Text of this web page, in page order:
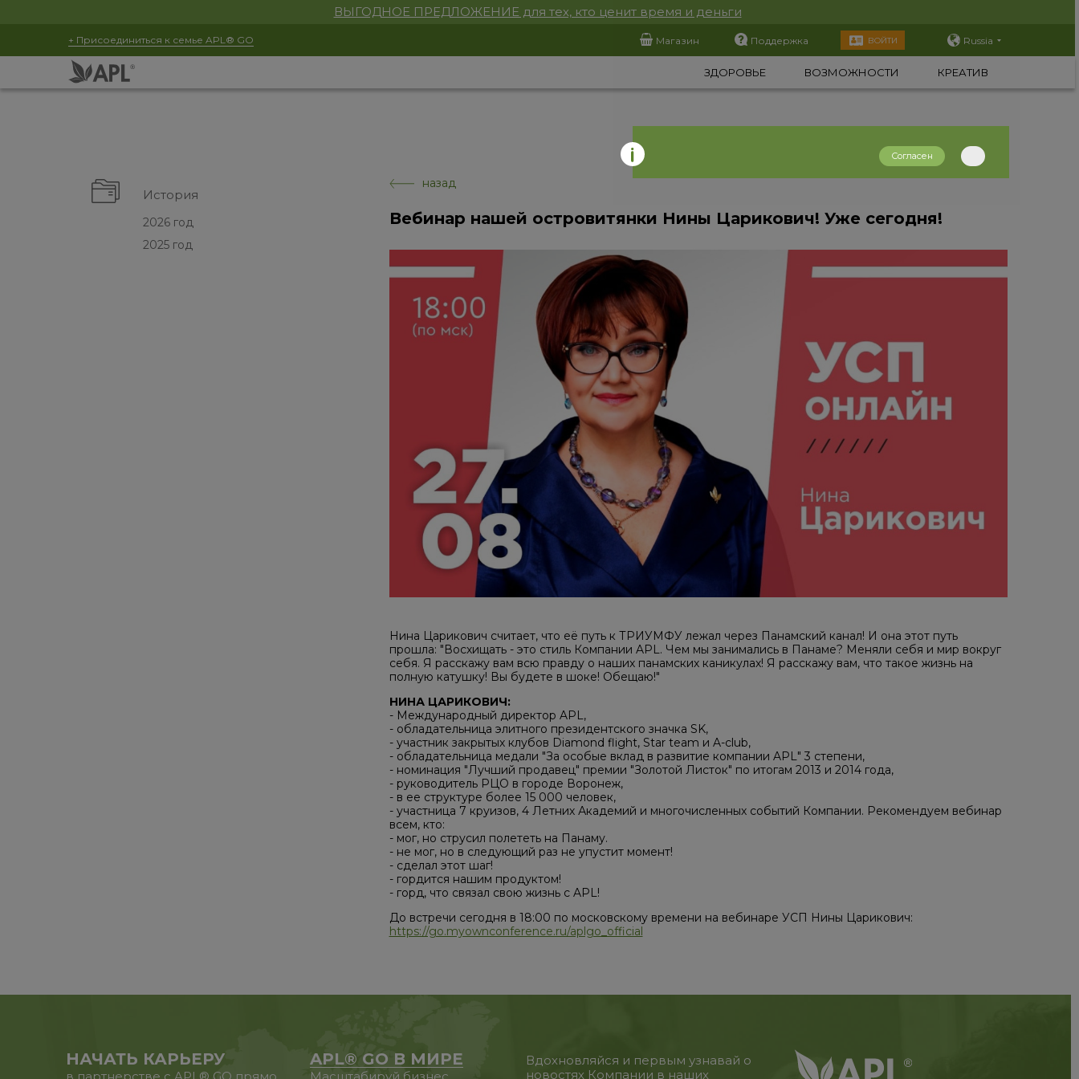
ВЫГОДНОЕ ПРЕДЛОЖЕНИЕ для тех, кто ценит время и деньги
+ Присоединиться к семье APL® GO Магазин Поддержка ВОЙТИ Russia
ЗДОРОВЬЕ ВОЗМОЖНОСТИ КРЕАТИВ
История
2026 год
2025 год
назад
Вебинар нашей островитянки Нины Царикович! Уже сегодня!
Нина Царикович считает, что её путь к ТРИУМФУ лежал через Панамский канал! И она этот путь
прошла: "Восхищать - это стиль Компании APL. Чем мы занимались в Панаме? Меняли себя и мир вокруг
себя. Я расскажу вам всю правду о наших панамских каникулах! Я расскажу вам, что такое жизнь на
полную катушку! Вы будете в шоке! Обещаю!"
НИНА ЦАРИКОВИЧ:
- Международный директор APL,
- обладательница элитного президентского значка SK,
- участник закрытых клубов Diamond flight, Star team и A-club,
- обладательница медали "За особые вклад в развитие компании APL" 3 степени,
- номинация "Лучший продавец" премии "Золотой Листок" по итогам 2013 и 2014 года,
- руководитель РЦО в городе Воронеж,
- в ее структуре более 15 000 человек,
- участница 7 круизов, 4 Летних Академий и многочисленных событий Компании. Рекомендуем вебинар
всем, кто:
- мог, но струсил полететь на Панаму.
- не мог, но в следующий раз не упустит момент!
- сделал этот шаг!
- гордится нашим продуктом!
- горд, что связал свою жизнь с APL!
До встречи сегодня в 18:00 по московскому времени на вебинаре УСП Нины Царикович:
https://go.myownconference.ru/aplgo_official
НАЧАТЬ КАРЬЕРУ APL® GO В МИРЕ
Вдохновляйся и первым узнавай о
новостях Компании в наших
Согласен